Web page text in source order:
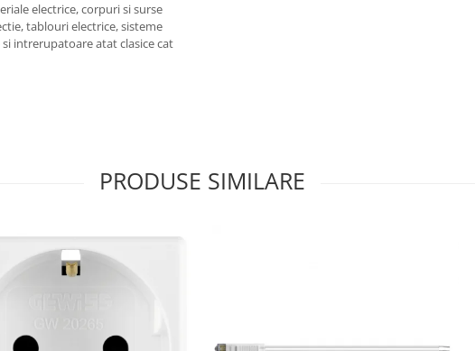
electrice, corpuri si surse
tablouri electrice, sisteme
intrerupatoare atat clasice cat
PRODUSE SIMILARE